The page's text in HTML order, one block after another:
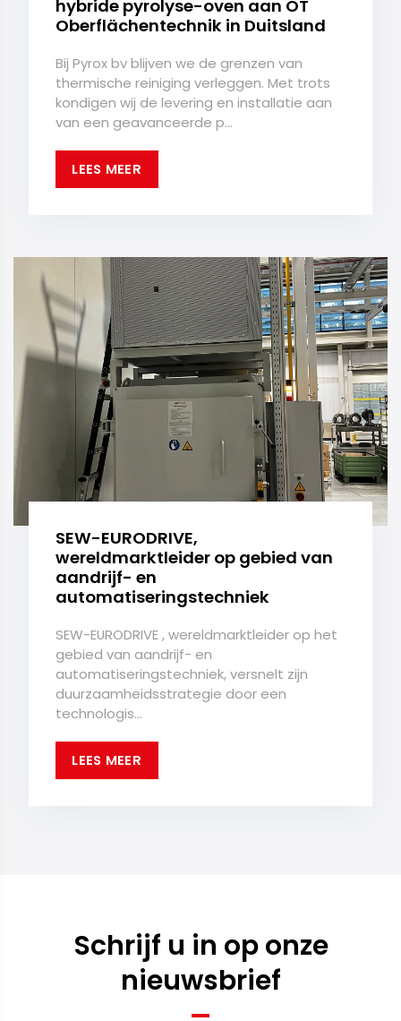
hybride pyrolyse-oven aan OT
Oberflächentechnik in Duitsland
Bij Pyrox bv blijven we de grenzen van
thermische reiniging verleggen. Met trots
kondigen wij de levering en installatie aan
van een geavanceerde p...
LEES MEER
SEW-EURODRIVE,
wereldmarktleider op gebied van
aandrijf- en
automatiseringstechniek
SEW-EURODRIVE , wereldmarktleider op het
gebied van aandrijf- en
automatiseringstechniek, versnelt zijn
duurzaamheidsstrategie door een
technologis...
LEES MEER
Schrijf u in op onze
nieuwsbrief